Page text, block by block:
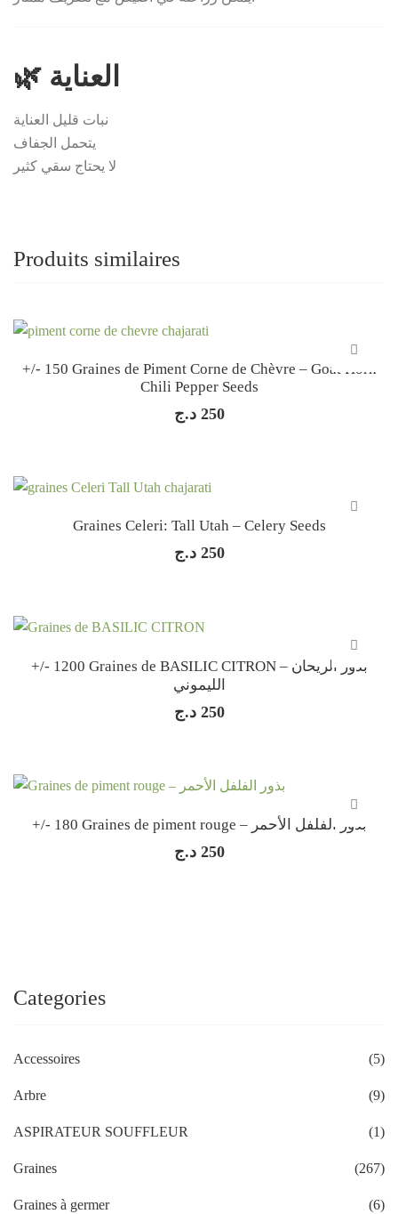
🌿 العناية
نبات قليل العناية
يتحمل الجفاف
لا يحتاج سقي كثير
Produits similaires
+/- 150 Graines de Piment Corne de Chèvre – Goat Horn
Chili Pepper Seeds
250 د.ج
Graines Celeri: Tall Utah – Celery Seeds
250 د.ج
+/- 1200 Graines de BASILIC CITRON – بذور الريحان
الليموني
250 د.ج
+/- 180 Graines de piment rouge – بذور الفلفل الأحمر
250 د.ج
Categories
Accessoires (5)
Arbre (9)
ASPIRATEUR SOUFFLEUR (1)
Graines (267)
Graines à germer (6)